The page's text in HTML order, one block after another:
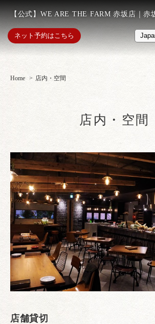
【公式】WE ARE THE FARM 赤坂店｜赤
ネット予約はこちら
Home 店内・空間
店内・空間
店舗貸切